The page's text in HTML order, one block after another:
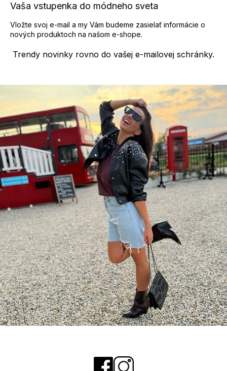
Trendy novinky rovno do vašej e-mailovej schránky.
Vaša vstupenka do módneho sveta
Vložte svoj e-mail a my Vám budeme zasielať informácie o
nových produktoch na našom e-shope.